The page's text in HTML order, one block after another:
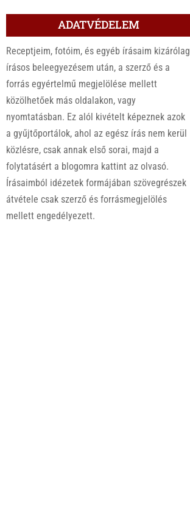
ADATVÉDELEM
Receptjeim, fotóim, és egyéb írásaim kizárólag
írásos beleegyezésem után, a szerző és a
forrás egyértelmű megjelölése mellett
közölhetőek más oldalakon, vagy
nyomtatásban. Ez alól kivételt képeznek azok
a gyűjtőportálok, ahol az egész írás nem kerül
közlésre, csak annak első sorai, majd a
folytatásért a blogomra kattint az olvasó.
Írásaimból idézetek formájában szövegrészek
átvétele csak szerző és forrásmegjelölés
mellett engedélyezett.